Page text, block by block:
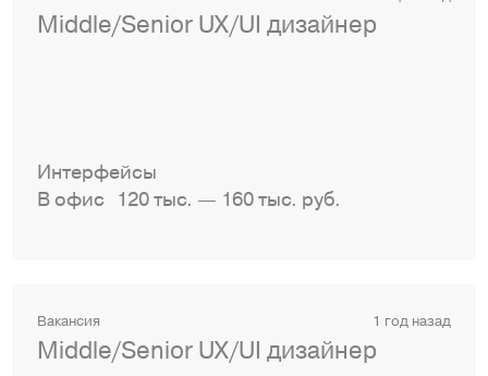
Middle/Senior UX/UI дизайнер
Интерфейсы
В офис 120 тыс. — 160 тыс. руб.
Вакансия
Middle/Senior UX/UI дизайнер
1 год назад